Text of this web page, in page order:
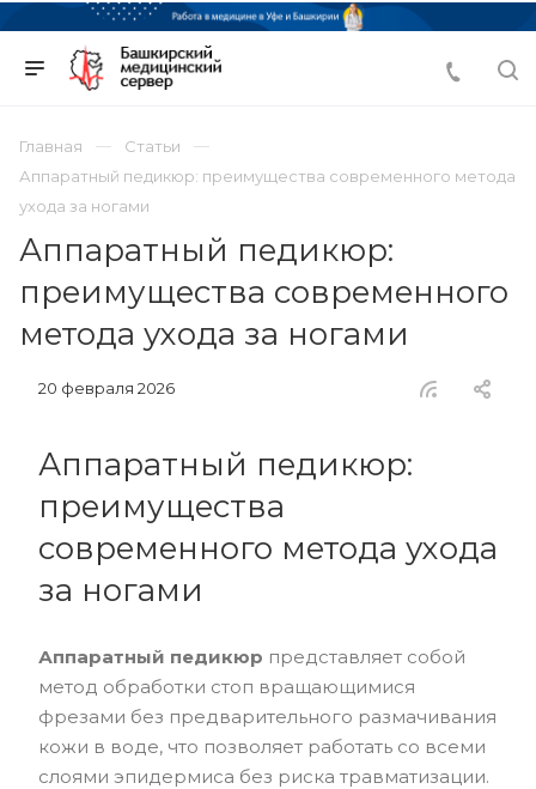
Главная
Статьи
Аппаратный педикюр: преимущества современного метода
ухода за ногами
Аппаратный педикюр:
преимущества современного
метода ухода за ногами
20 февраля 2026
Аппаратный педикюр:
преимущества
современного метода ухода
за ногами
Аппаратный педикюр представляет собой
метод обработки стоп вращающимися
фрезами без предварительного размачивания
кожи в воде, что позволяет работать со всеми
слоями эпидермиса без риска травматизации.